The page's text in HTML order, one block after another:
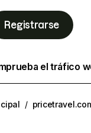
Registrarse
el tráfico
/